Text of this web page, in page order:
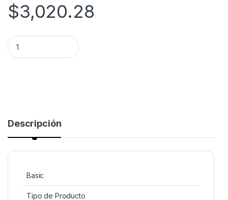
$3,020.28
KINGSTON MEMORIA RAM 16GB DDR4 3200MHZ SODIMM
Descripción
Basic
Tipo de Producto